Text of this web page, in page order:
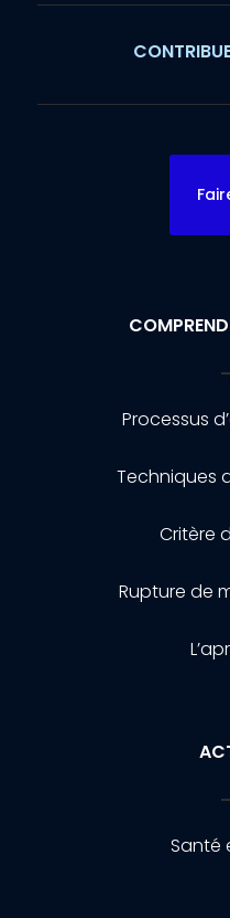
Processus
Techniques
Critère
Rupture de
Santé